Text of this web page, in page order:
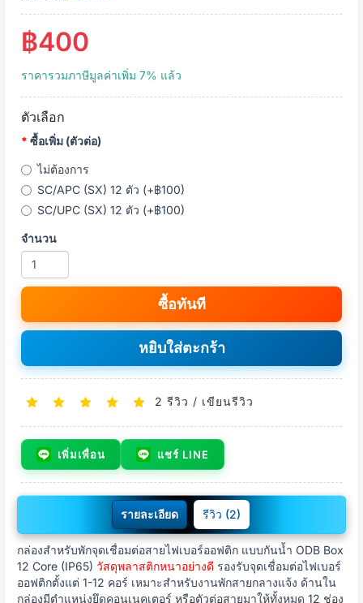
฿400
ราคารวมภาษีมูลค่าเพิ่ม 7% แล้ว
ตัวเลือก
ซื้อเพิ่ม (ตัวต่อ)
ไม่ต้องการ
SC/APC (SX) 12 ตัว (+฿100)
SC/UPC (SX) 12 ตัว (+฿100)
จำนวน
ซื้อทันที
หยิบใส่ตะกร้า
2 รีวิว / เขียนรีวิว
เพิ่มเพื่อน แชร์ LINE
รายละเอียด รีวิว (2)
กล่องสำหรับพักจุดเชื่อมต่อสายไฟเบอร์ออฟติก แบบกันน้ำ ODB Box
12 Core (IP65) วัสดุพลาสติกหนาอย่างดี รองรับจุดเชื่อมต่อไฟเบอร์
ออฟติกตั้งแต่ 1-12 คอร์ เหมาะสำหรับงานพักสายกลางแจ้ง ด้านใน
กล่องมีตำแหน่งยึดคอนเนคเตอร์ หรือตัวต่อสายมาให้ทั้งหมด 12 ช่อง